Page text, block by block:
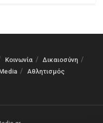
Κοινωνία
Δικαιοσύνη
Αθλητισμός